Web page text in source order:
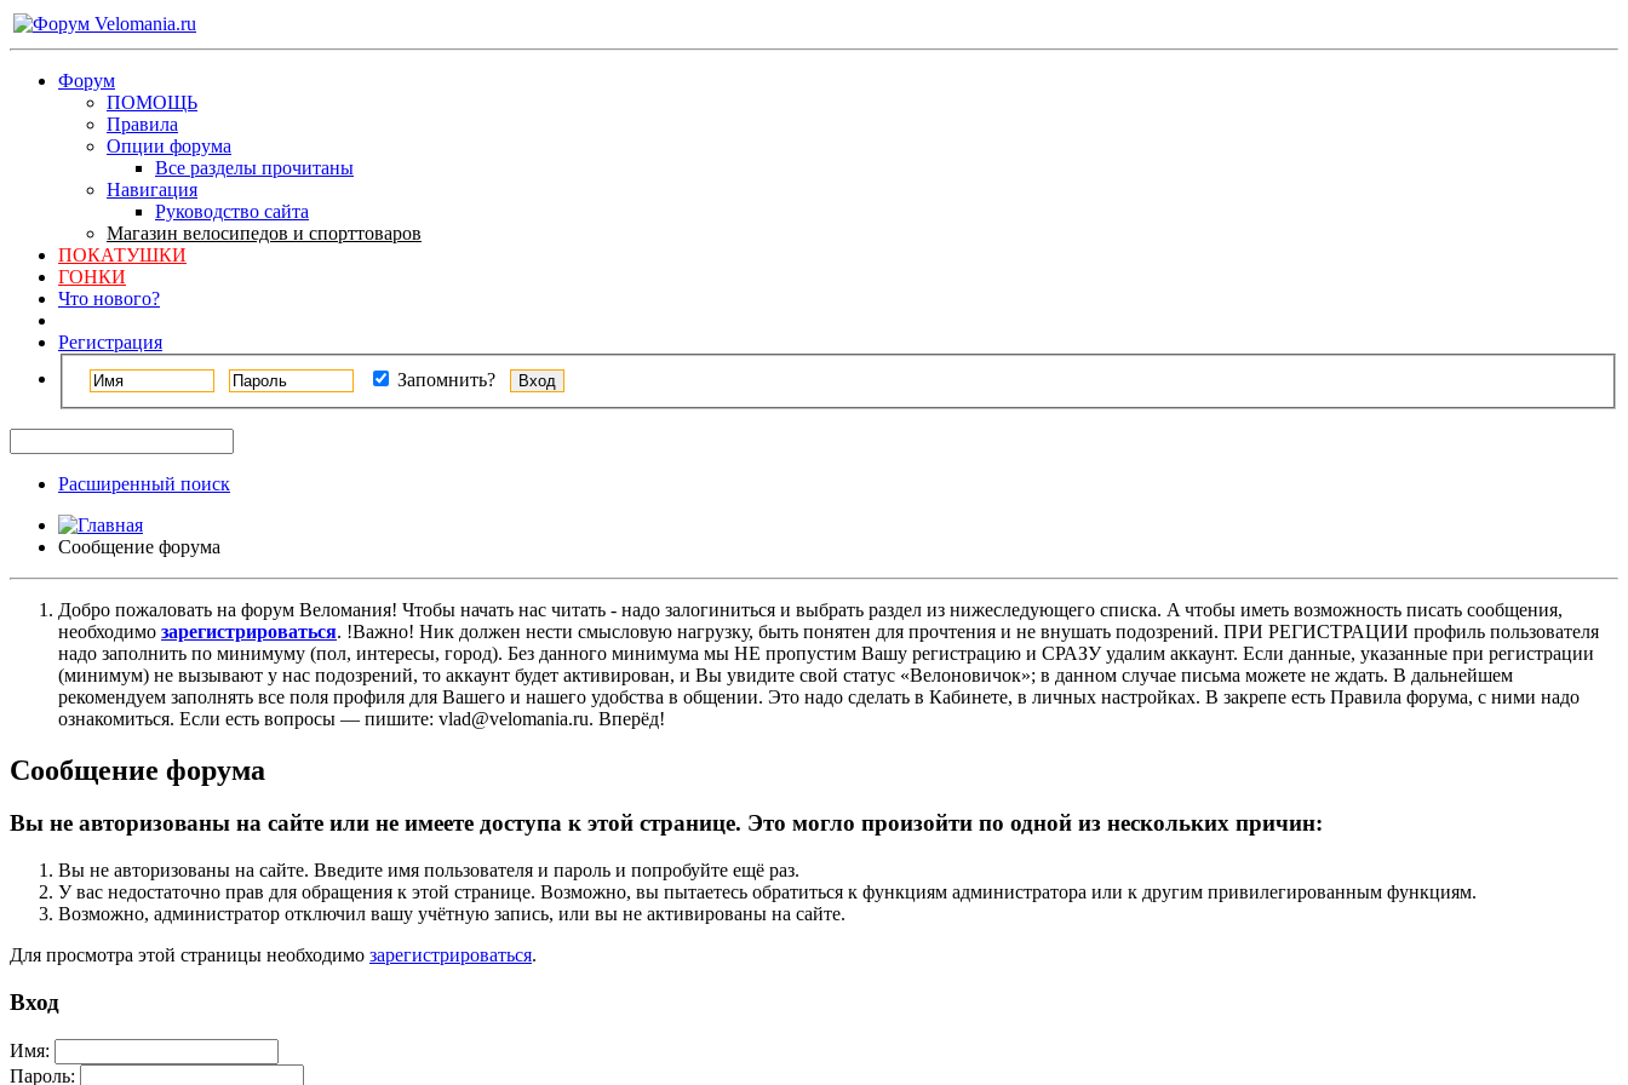
Форум
ПОМОЩЬ
Правила
Опции форума
Все разделы прочитаны
Навигация
Руководство сайта
Магазин велосипедов и спорттоваров
ПОКАТУШКИ
ГОНКИ
Что нового?
Регистрация
Запомнить?
Расширенный поиск
Сообщение форума
Добро пожаловать на форум Веломания! Чтобы начать нас читать - надо залогиниться и выбрать раздел из нижеследующего списка. A чтобы иметь возможность писать сообщения,
необходимо зарегистрироваться. !Важно! Ник должен нести смысловую нагрузку, быть понятен для прочтения и не внушать подозрений. ПРИ РЕГИСТРАЦИИ профиль пользователя
надо заполнить по минимуму (пол, интересы, город). Без данного минимума мы НЕ пропустим Вашу регистрацию и СРАЗУ удалим аккаунт. Если данные, указанные при регистрации
(минимум) не вызывают у нас подозрений, то аккаунт будет активирован, и Вы увидите свой статус «Велоновичок»; в данном случае письма можете не ждать. В дальнейшем
рекомендуем заполнять все поля профиля для Вашего и нашего удобства в общении. Это надо сделать в Кабинете, в личных настройках. В закрепе есть Правила форума, с ними надо
ознакомиться. Если есть вопросы — пишите: vlad@velomania.ru. Вперёд!
Сообщение форума
Вы не авторизованы на сайте или не имеете доступа к этой странице. Это могло произойти по одной из нескольких причин:
Вы не авторизованы на сайте. Введите имя пользователя и пароль и попробуйте ещё раз.
У вас недостаточно прав для обращения к этой странице. Возможно, вы пытаетесь обратиться к функциям администратора или к другим привилегированным функциям.
Возможно, администратор отключил вашу учётную запись, или вы не активированы на сайте.
Для просмотра этой страницы необходимо зарегистрироваться.
Вход
Имя:
Пароль: